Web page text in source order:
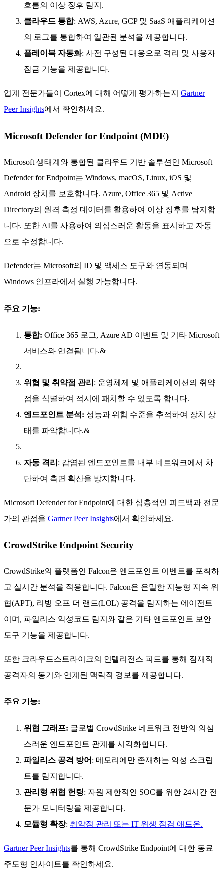
흐름의 이상 징후 탐지.
클라우드 통합: AWS, Azure, GCP 및 SaaS 애플리케이션
의 로그를 통합하여 일관된 분석을 제공합니다.
플레이북 자동화: 사전 구성된 대응으로 격리 및 사용자
잠금 기능을 제공합니다.
업계 전문가들이 Cortex에 대해 어떻게 평가하는지 Gartner
Peer Insights에서 확인하세요.
Microsoft Defender for Endpoint (MDE)
Microsoft 생태계와 통합된 클라우드 기반 솔루션인 Microsoft
Defender for Endpoint는 Windows, macOS, Linux, iOS 및
Android 장치를 보호합니다. Azure, Office 365 및 Active
Directory의 원격 측정 데이터를 활용하여 이상 징후를 탐지합
니다. 또한 AI를 사용하여 의심스러운 활동을 표시하고 자동
으로 수정합니다.
Defender는 Microsoft의 ID 및 액세스 도구와 연동되며
Windows 인프라에서 실행 가능합니다.
주요 기능:
통합: Office 365 로그, Azure AD 이벤트 및 기타 Microsoft
서비스와 연결됩니다.&
위협 및 취약점 관리 : 운영체제 및 애플리케이션의 취약
점을 식별하여 적시에 패치할 수 있도록 합니다.
엔드포인트 분석: 성능과 위험 수준을 추적하여 장치 상
태를 파악합니다.&
자동 격리 : 감염된 엔드포인트를 내부 네트워크에서 차
단하여 측면 확산을 방지합니다.
Microsoft Defender for Endpoint에 대한 심층적인 피드백과 전문
가의 관점을 Gartner Peer Insights에서 확인하세요.
CrowdStrike Endpoint Security
CrowdStrike의 플랫폼인 Falcon은 엔드포인트 이벤트를 포착하
고 실시간 분석을 적용합니다. Falcon은 은밀한 지능형 지속 위
협(APT), 리빙 오프 더 랜드(LOL) 공격을 탐지하는 에이전트
이며, 파일리스 악성코드 탐지와 같은 기타 엔드포인트 보안
도구 기능을 제공합니다.
또한 크라우드스트라이크의 인텔리전스 피드를 통해 잠재적
공격자의 동기와 연계된 맥락적 경보를 제공합니다.
주요 기능:
위협 그래프: 글로벌 CrowdStrike 네트워크 전반의 의심
스러운 엔드포인트 관계를 시각화합니다.
파일리스 공격 방어 : 메모리에만 존재하는 악성 스크립
트를 탐지합니다.
관리형 위협 헌팅: 자원 제한적인 SOC를 위한 24시간 전
문가 모니터링을 제공합니다.
모듈형 확장: 취약점 관리 또는 IT 위생 점검 애드온.
Gartner Peer Insights를 통해 CrowdStrike Endpoint에 대한 동료
주도형 인사이트를 확인하세요.